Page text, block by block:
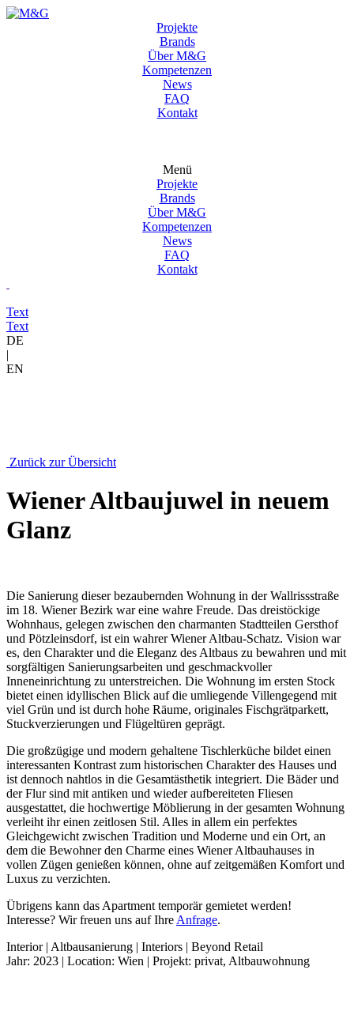
Projekte
Brands
Über M&G
Kompetenzen
News
FAQ
Kontakt
Menü
Projekte
Brands
Über M&G
Kompetenzen
News
FAQ
Kontakt
Text
Text
DE
|
EN
Zurück zur Übersicht
Wiener Altbaujuwel in neuem
Glanz
Die Sanierung dieser bezaubernden Wohnung in der Wallrissstraße
im 18. Wiener Bezirk war eine wahre Freude. Das dreistöckige
Wohnhaus, gelegen zwischen den charmanten Stadtteilen Gersthof
und Pötzleinsdorf, ist ein wahrer Wiener Altbau-Schatz. Vision war
es, den Charakter und die Eleganz des Altbaus zu bewahren und mit
sorgfältigen Sanierungsarbeiten und geschmackvoller
Inneneinrichtung zu unterstreichen. Die Wohnung im ersten Stock
bietet einen idyllischen Blick auf die umliegende Villengegend mit
viel Grün und ist durch hohe Räume, originales Fischgrätparkett,
Stuckverzierungen und Flügeltüren geprägt.
Die großzügige und modern gehaltene Tischlerküche bildet einen
interessanten Kontrast zum historischen Charakter des Hauses und
ist dennoch nahtlos in die Gesamtästhetik integriert. Die Bäder und
der Flur sind mit antiken und wieder aufbereiteten Fliesen
ausgestattet, die hochwertige Möblierung in der gesamten Wohnung
verleiht ihr einen zeitlosen Stil. Alles in allem ein perfektes
Gleichgewicht zwischen Tradition und Moderne und ein Ort, an
dem die Bewohner den Charme eines Wiener Altbauhauses in
vollen Zügen genießen können, ohne auf zeitgemäßen Komfort und
Luxus zu verzichten.
Übrigens kann das Apartment temporär gemietet werden!
Interesse? Wir freuen uns auf Ihre Anfrage.
Interior | Altbausanierung | Interiors | Beyond Retail
Jahr: 2023 | Location: Wien | Projekt: privat, Altbauwohnung